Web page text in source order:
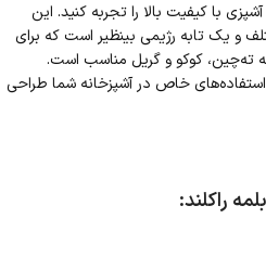
15 پارچه، لذت آشپزی با کیفیت بالا را تجربه کنید. این
ابعاد مختلف و یک تابه رژیمی بینظیر است که برای
ته‌چین، کوکو و گریل مناسب است.
خاص در آشپزخانه شما طراحی
راکلند: